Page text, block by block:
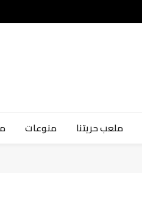
ملعب حريتنا منوعات